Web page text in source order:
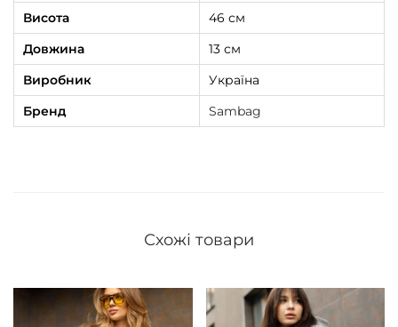
Висота
46 см
Довжина
13 см
Виробник
Україна
Бренд
Sambag
Схожі товари